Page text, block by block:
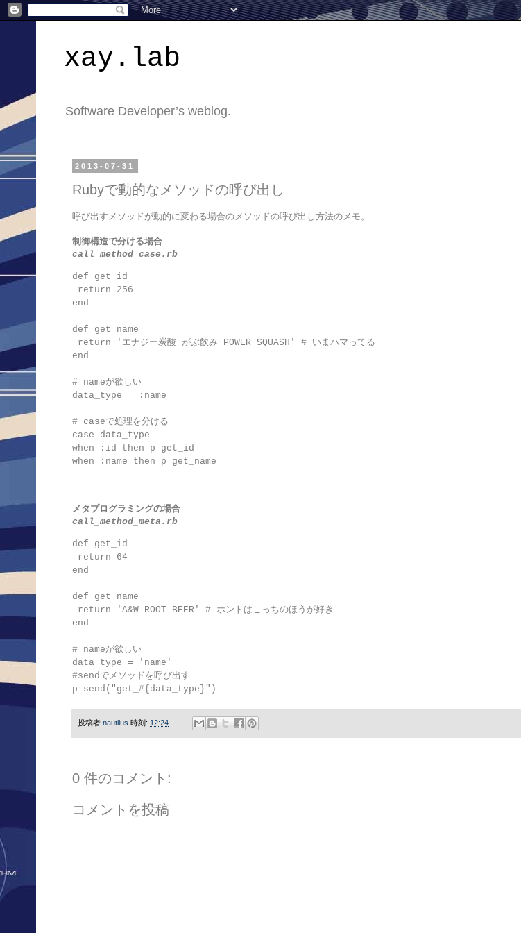
xay.lab
Software Developer’s weblog.
2013-07-31
Rubyで動的なメソッドの呼び出し
呼び出すメソッドが動的に変わる場合のメソッドの呼び出し方法のメモ。
制御構造で分ける場合
call_method_case.rb
def get_id
return 256
end
def get_name
return 'エナジー炭酸 がぶ飲み POWER SQUASH' # いまハマってる
end
# nameが欲しい
data_type = :name
# caseで処理を分ける
case data_type
when :id then p get_id
when :name then p get_name
メタプログラミングの場合
call_method_meta.rb
def get_id
return 64
end
def get_name
return 'A&W ROOT BEER' # ホントはこっちのほうが好き
end
# nameが欲しい
data_type = 'name'
#sendでメソッドを呼び出す
p send("get_#{data_type}")
投稿者 nautilus 時刻: 12:24
0 件のコメント:
コメントを投稿